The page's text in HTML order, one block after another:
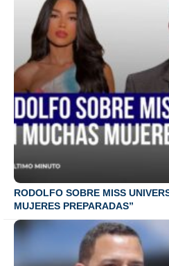
RODOLFO SOBRE MISS
MUJERES PREPARADAS”